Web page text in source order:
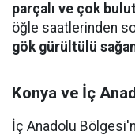
parçalı ve çok
öğle saatlerinden
gök gürültülü
Konya ve İç
İç Anadolu